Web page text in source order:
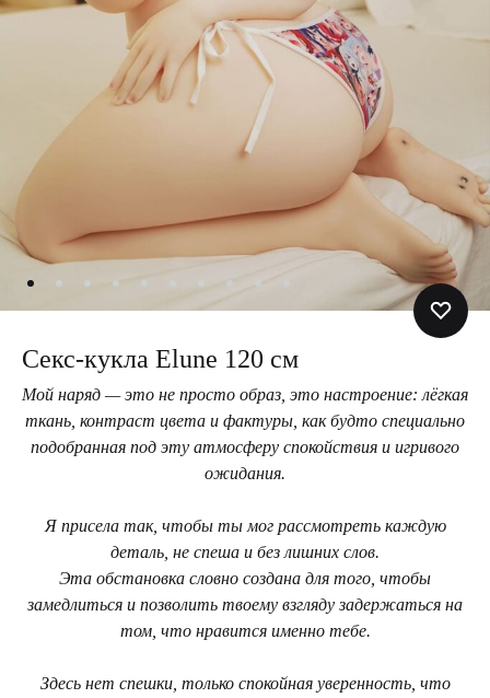
Секс-кукла Elune 120 см
Мой наряд — это не просто образ, это настроение: лёгкая
ткань, контраст цвета и фактуры, как будто специально
подобранная под эту атмосферу спокойствия и игривого
ожидания.
Я присела так, чтобы ты мог рассмотреть каждую
деталь, не спеша и без лишних слов.
Эта обстановка словно создана для того, чтобы
замедлиться и позволить твоему взгляду задержаться на
том, что нравится именно тебе.
Здесь нет спешки, только спокойная уверенность, что